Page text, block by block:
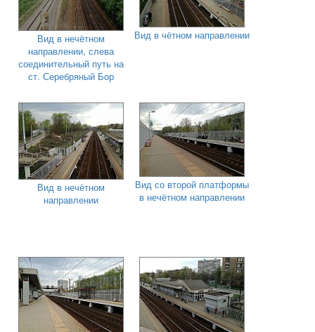
Вид в нечётном
направлении, слева
соединительный путь на
ст. Серебряный Бор
Вид в чётном направлении
Вид в нечётном
направлении
Вид со второй платформы
в нечётном направлении